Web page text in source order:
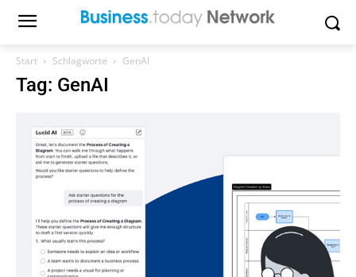
Start Schlagworte GenAI
Tag: GenAI